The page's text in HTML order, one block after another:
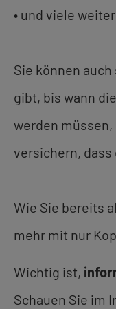
• und viele
Sie können
gibt, bis wann
werden müssen,
versichern, dass
Wie Sie bereits
mehr mit nur
Wichtig ist,
Schauen Sie im